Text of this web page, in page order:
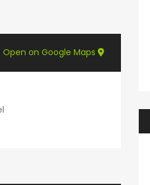
Open on Google Maps
42, 2800 Mechelen, België